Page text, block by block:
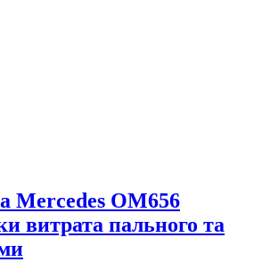
Mercedes OM656
витрата пального та